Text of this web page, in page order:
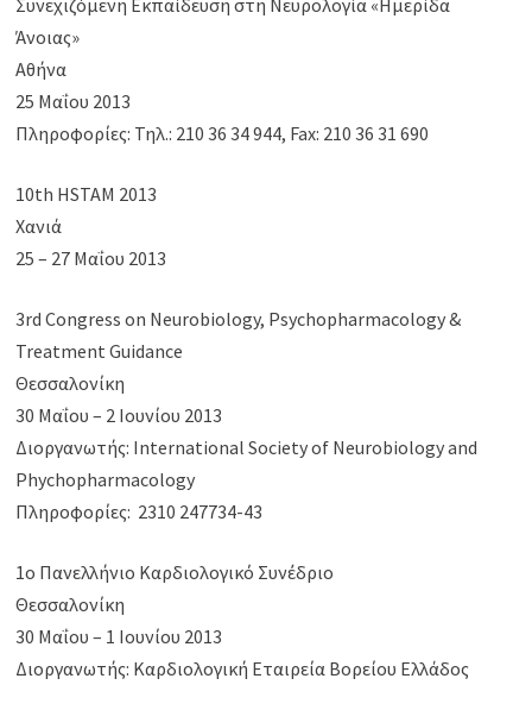
Συνεχιζόμενη Εκπαίδευση στη Νευρολογία «Ημερίδα
Άνοιας»
Αθήνα
25 Μαΐου 2013
Πληροφορίες: Τηλ.: 210 36 34 944, Fax: 210 36 31 690
10th HSTAM 2013
Χανιά
25 – 27 Μαΐου 2013
3rd Congress on Neurobiology, Psychopharmacology &
Treatment Guidance
Θεσσαλονίκη
30 Μαΐου – 2 Ιουνίου 2013
Διοργανωτής: International Society of Neurobiology and
Phychopharmacology
Πληροφορίες: 2310 247734-43
1ο Πανελλήνιο Καρδιολογικό Συνέδριο
Θεσσαλονίκη
30 Μαΐου – 1 Ιουνίου 2013
Διοργανωτής: Καρδιολογική Εταιρεία Βορείου Ελλάδος